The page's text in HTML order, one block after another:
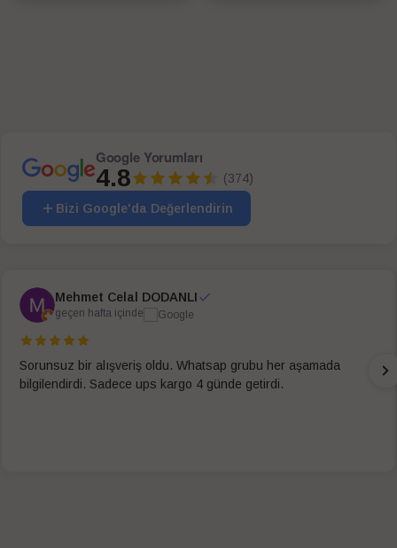
Google Yorumları
4.8 (374)
Bizi Google'da Değerlendirin
Mehmet Celal DODANLI
geçen hafta içinde
Sorunsuz bir alışveriş oldu. Whatsap grubu her aşamada
bilgilendirdi. Sadece ups kargo 4 günde getirdi.